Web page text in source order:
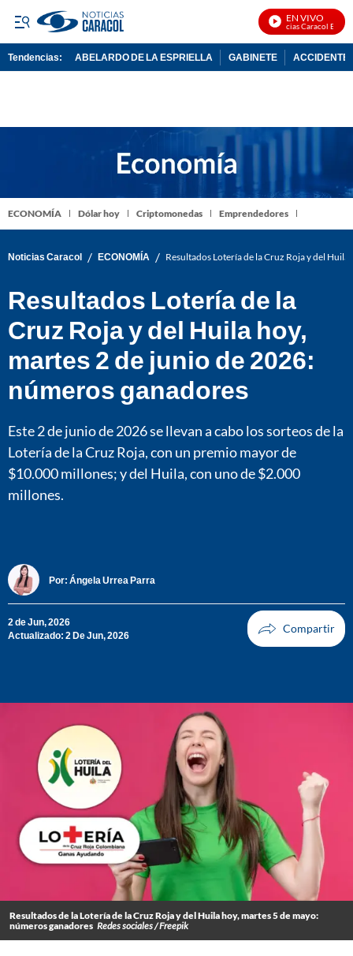
EN VIVO
Noticias Caracol En Vivo
Tendencias: ABELARDO DE LA ESPRIELLA GABINETE ACCIDENTE
ECONOMÍA Dólar hoy Criptomonedas Emprendedores
Noticias Caracol / ECONOMÍA / Resultados Lotería de la Cruz Roja y del
Resultados Lotería de la
Cruz Roja y del Huila hoy,
martes 2 de junio de 2026:
números ganadores
Este 2 de junio de 2026 se llevan a cabo los sorteos de la
Lotería de la Cruz Roja, con un premio mayor de
$10.000 millones; y del Huila, con uno de $2.000
millones.
Por: Ángela Urrea Parra
2 de Jun, 2026
Actualizado: 2 De Jun, 2026
Resultados de la Lotería de la Cruz Roja y del Huila hoy, martes 5 de mayo:
números ganadores Redes sociales / Freepik